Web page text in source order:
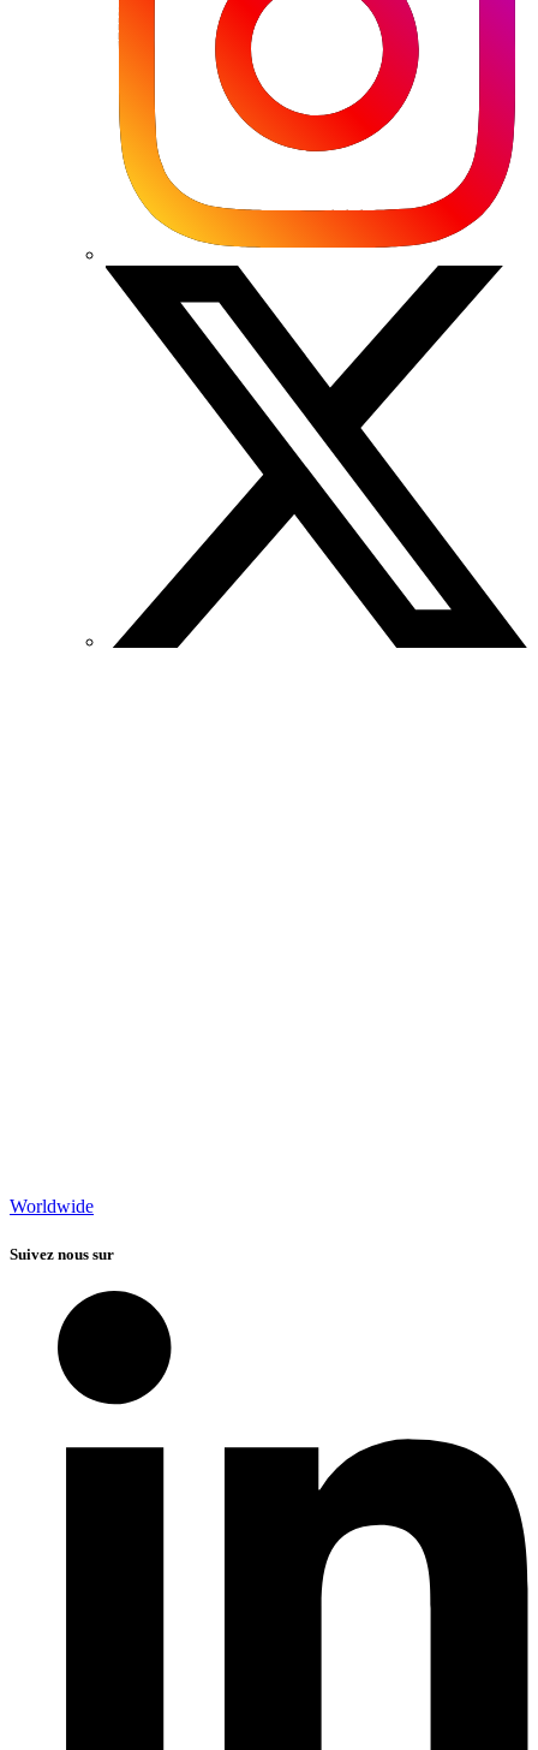
Worldwide
Suivez nous sur